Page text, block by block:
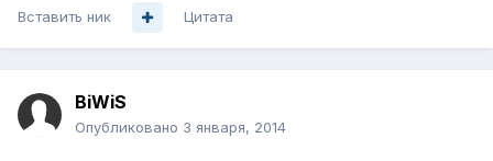
Вставить ник Цитата
BiWiS
Опубликовано 3 января, 2014